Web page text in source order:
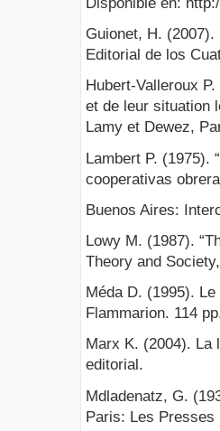
Guionet, H.
Editorial de los
Hubert-Valleroux
et de leur situation
Lamy et Dewez,
Lambert P. (1975).
cooperativas
Buenos Aires:
Lowy M. (1987).
Theory and
Méda D. (1995).
Flammarion. 114
Marx K. (2004). La
editorial.
Mdladenatz, G.
Paris: Les Presses